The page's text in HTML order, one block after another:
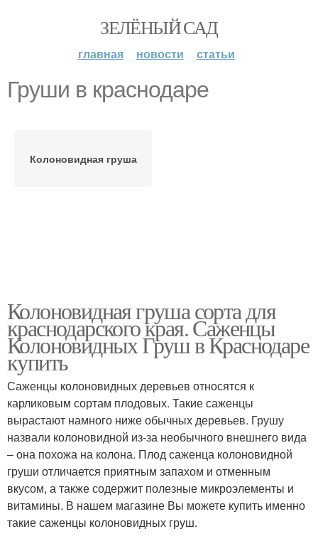
ЗЕЛЁНЫЙ САД
главная новости статьи
Груши в краснодаре
Колоновидная груша
Колоновидная груша сорта для
краснодарского края. Саженцы
Колоновидных Груш в Краснодаре
купить
Саженцы колоновидных деревьев относятся к
карликовым сортам плодовых. Такие саженцы
вырастают намного ниже обычных деревьев. Грушу
назвали колоновидной из-за необычного внешнего вида
– она похожа на колона. Плод саженца колоновидной
груши отличается приятным запахом и отменным
вкусом, а также содержит полезные микроэлементы и
витамины. В нашем магазине Вы можете купить именно
такие саженцы колоновидных груш.